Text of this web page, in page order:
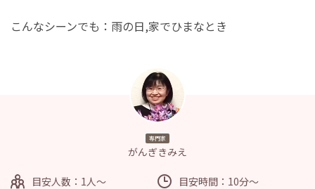
こんなシーンでも：雨の日,家でひまなとき
専門家
がんぎきみえ
目安人数：1人～
目安時間：10分～